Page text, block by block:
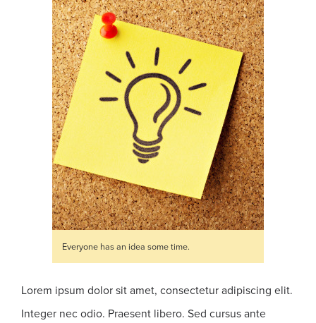
Everyone has an idea some time.
Lorem ipsum dolor sit amet, consectetur adipiscing elit.
Integer nec odio. Praesent libero. Sed cursus ante